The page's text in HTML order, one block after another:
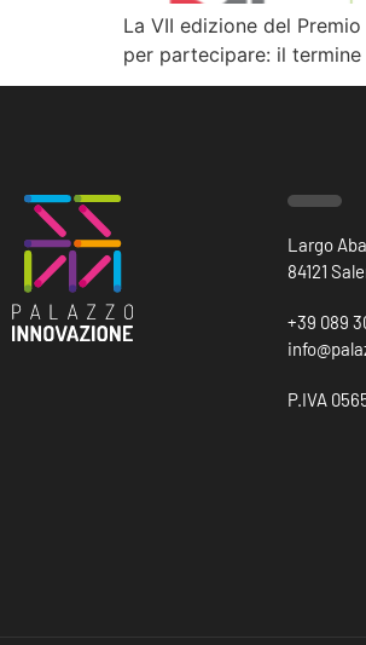
La VII edizione del
per partecipare: il
Largo
84121
+39 089
P.IVA